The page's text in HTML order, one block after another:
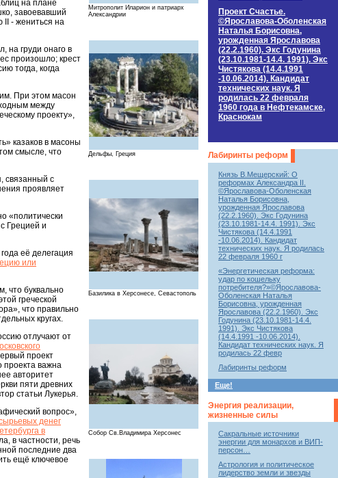
Митрополит Иларион и патриарх
Александрии
Дельфы, Греция
Базилика в Херсонесе, Севастополь
Собор Св.Владимира Херсонес
на плане
завоевавший
II - жениться на
на груди онаго в
произошло; крест
тогда, когда
При этом масон
между
проекту»,
казаков в масоны
смысле, что
связанный с
проявляет
«политически
Грецией и
её делегация
или
что буквально
греческой
что правильно
кругах.
отлучают от
проект
проекта важна
авторитет
пяти древних
статьи Лукерья.
вопрос»,
денег
в
в частности, речь
последние два
ещё ключевое
Проект Счастье.
©Ярославова-Оболенская
Наталья Борисовна,
урожденная Ярославова
(22.2.1960). Экс Годунина
(23.10.1981-14.4. 1991). Экс
Чистякова (14.4.1991
-10.06.2014). Кандидат
технических наук. Я
родилась 22 февраля
1960 года в Нефтекамске,
Краснокам
Лабиринты реформ
Князь В.Мещерский: О
реформах Александра II.
©Ярославова-Оболенская
Наталья Борисовна,
урожденная Ярославова
(22.2.1960). Экс Годунина
(23.10.1981-14.4. 1991). Экс
Чистякова (14.4.1991
-10.06.2014). Кандидат
технических наук. Я родилась
22 февраля 1960 г
«Энергетическая реформа:
удар по кошельку
потребителя?»©Ярославова-
Оболенская Наталья
Борисовна, урожденная
Ярославова (22.2.1960). Экс
Годунина (23.10.1981-14.4.
1991). Экс Чистякова
(14.4.1991 -10.06.2014).
Кандидат технических наук. Я
родилась 22 февр
Лабиринты реформ
Еще!
Энергия реализации,
жизненные силы
Сакральные источники
энергии для монархов и ВИП-
персон…
Астрология и политическое
лидерство земли и звезды